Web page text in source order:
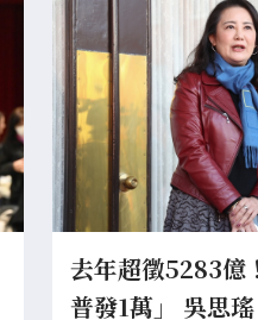
去年超徵5283億
普發1萬」 吳思